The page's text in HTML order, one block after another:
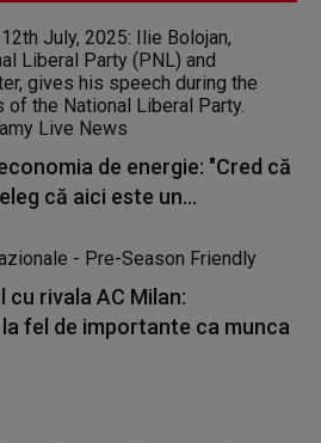
de energie: "Cred că
că aici este un...
cu rivala AC Milan:
fel de importante ca munca